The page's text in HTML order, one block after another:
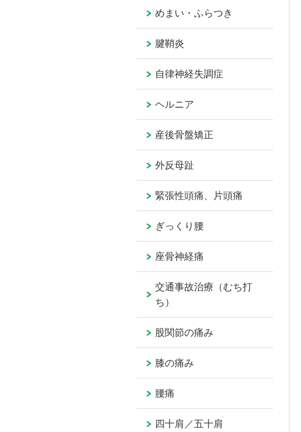
めまい・ふらつき
腱鞘炎
自律神経失調症
ヘルニア
産後骨盤矯正
外反母趾
緊張性頭痛、片頭痛
ぎっくり腰
座骨神経痛
交通事故治療（むち打
ち）
股関節の痛み
膝の痛み
腰痛
四十肩／五十肩